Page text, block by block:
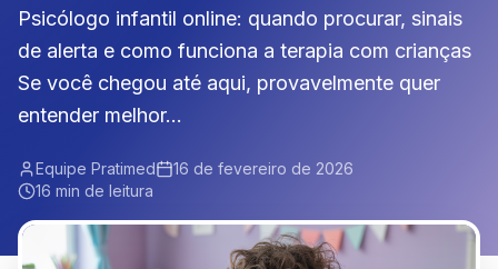
Psicólogo infantil online: quando procurar, sinais
de alerta e como funciona a terapia com crianças
Se você chegou até aqui, provavelmente quer
entender melhor...
Equipe Pratimed
16 de fevereiro de 2026
16 min de leitura